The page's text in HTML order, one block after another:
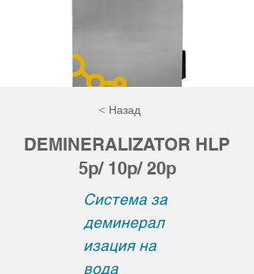
< Назад
DEMINERALIZATOR HLP
5p/ 10p/ 20p
Система за
деминерал
изация на
вода